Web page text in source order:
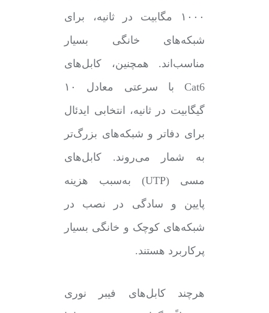
۱۰۰۰ مگابیت در ثانیه، برای
شبکه‌های خانگی بسیار
مناسب‌اند. همچنین، کابل‌های
Cat6 با سرعتی معادل ۱۰
گیگابیت در ثانیه، انتخابی ایدئال
برای دفاتر و شبکه‌های بزرگ‌تر
به شمار می‌روند. کابل‌های
مسی (UTP) به‌سبب هزینه
پایین و سادگی در نصب در
شبکه‌های کوچک و خانگی بسیار
پرکاربرد هستند.
هرچند کابل‌های فیبر نوری